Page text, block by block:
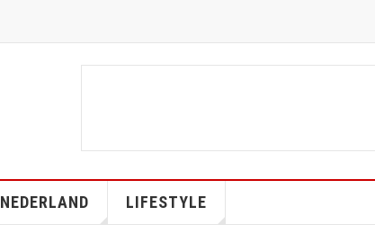
NEDERLAND LIFESTYLE